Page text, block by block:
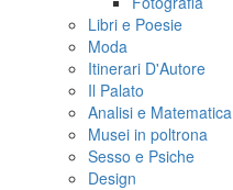
Libri e Poesie
Moda
Itinerari D'Autore
Il Palato
Analisi e Matematica
Musei in poltrona
Sesso e Psiche
Design